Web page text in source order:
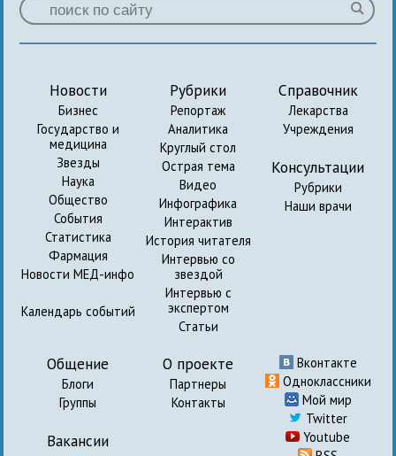
Новости
Бизнес
Государство и
медицина
Звезды
Наука
Общество
События
Статистика
Фармация
Новости МЕД-инфо
Календарь событий
Рубрики
Репортаж
Аналитика
Круглый стол
Острая тема
Видео
Инфографика
Интерактив
История читателя
Интервью со
звездой
Интервью с
экспертом
Статьи
Справочник
Лекарства
Учреждения
Консультации
Рубрики
Наши врачи
Общение
Блоги
Группы
Вакансии
О проекте
Партнеры
Контакты
Вконтакте
Одноклассники
Мой мир
Twitter
Youtube